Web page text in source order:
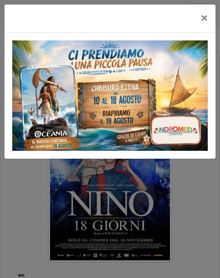
NINO. 18 GIORNI
EVENTO 10
×